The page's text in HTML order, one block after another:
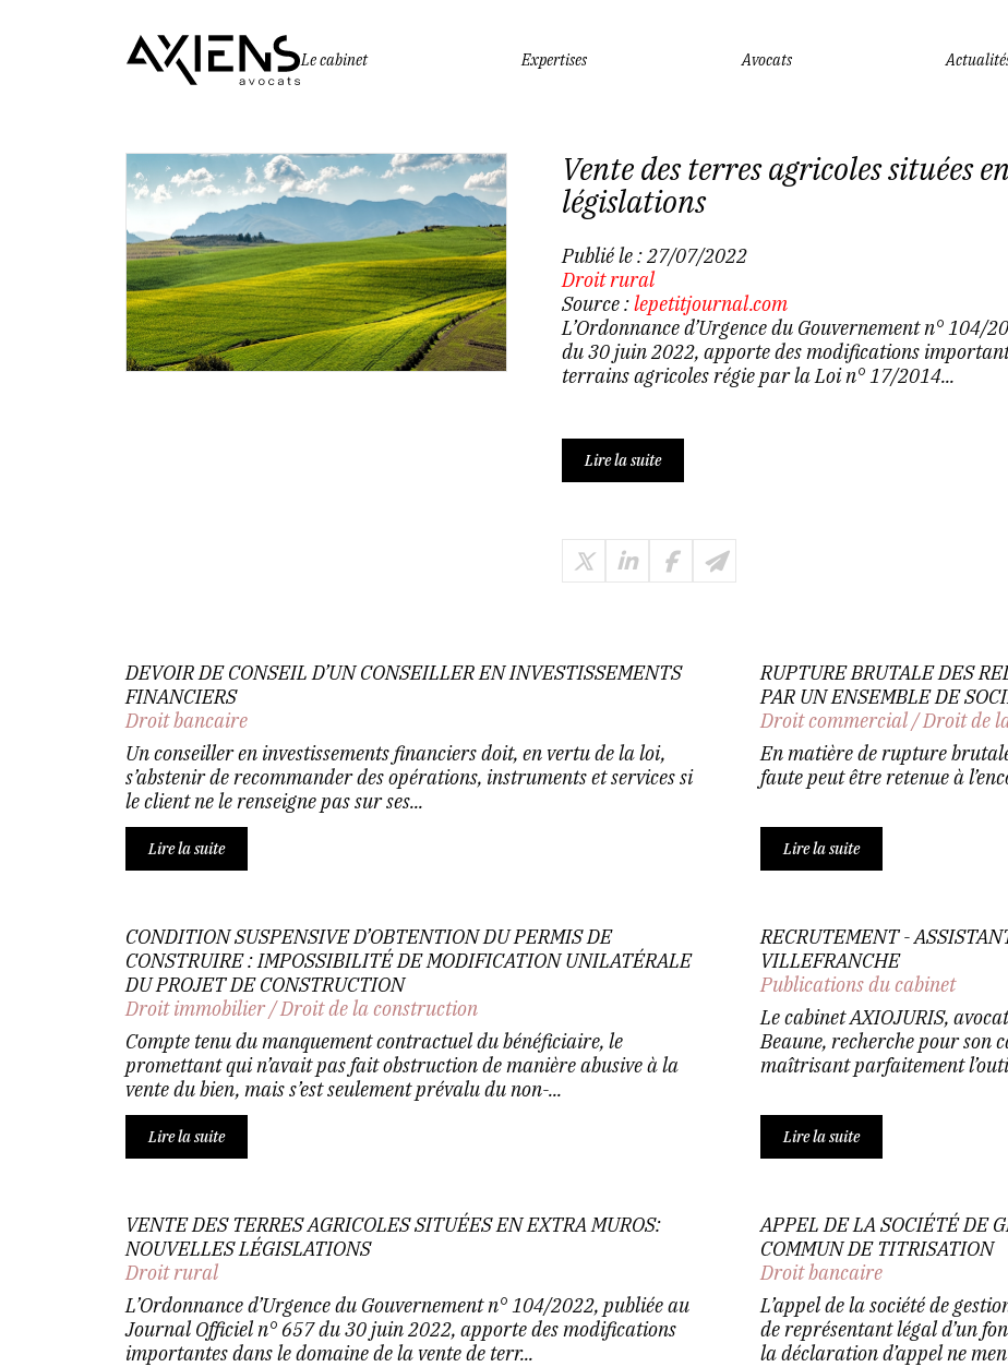
Le cabinet
Expertises Avocats
Vente des terres agricoles situées
législations
Publié le :27/07/2022
Droit rural
Source :lepetitjournal.com
L’Ordonnance d’Urgence du Gouvernement n° 104/
du 30 juin 2022, apporte des modifications
terrains agricoles régie par la Loi n° 17/2014...
Lire la suite
DEVOIR DE CONSEIL D’UN CONSEILLER EN INVESTISSEMENTS
FINANCIERS
Droit bancaire
Un conseiller en investissements financiers doit, en vertu de la loi,
s’abstenir de recommander des opérations, instruments et services si
le client ne le renseigne pas sur ses...
Lire la suite
RUPTURE BRUTALE DES
PAR UN ENSEMBLE DE
Droit commercial/Droit de
En matière de rupture
faute peut être retenue à
Lire la suite
CONDITION SUSPENSIVE D’OBTENTION DU PERMIS DE
CONSTRUIRE : IMPOSSIBILITÉ DE MODIFICATION UNILATÉRALE
DU PROJET DE CONSTRUCTION
Droit immobilier/Droit de la construction
Compte tenu du manquement contractuel du bénéficiaire, le
promettant qui n’avait pas fait obstruction de manière abusive à la
vente du bien, mais s’est seulement prévalu du non-...
Lire la suite
RECRUTEMENT -
VILLEFRANCHE
Publications du cabinet
Le cabinet AXIOJURIS,
Beaune, recherche pour son
maîtrisant parfaitement
Lire la suite
VENTE DES TERRES AGRICOLES SITUÉES EN EXTRA MUROS:
NOUVELLES LÉGISLATIONS
Droit rural
L’Ordonnance d’Urgence du Gouvernement n° 104/2022, publiée au
Journal Officiel n° 657 du 30 juin 2022, apporte des modifications
importantes dans le domaine de la vente de terr...
APPEL DE LA SOCIÉTÉ DE
COMMUN DE TITRISATION
Droit bancaire
L’appel de la société de
de représentant légal d’un
la déclaration d’appel ne